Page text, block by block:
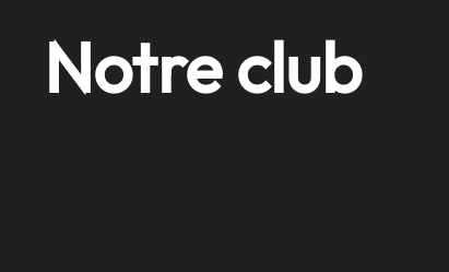
Notre club